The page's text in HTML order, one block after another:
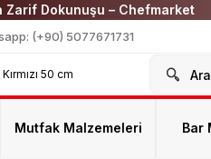
Zarif Dokunuşu – Chefmarket
(+90) 5077671731
Mutfak Malzemeleri Bar